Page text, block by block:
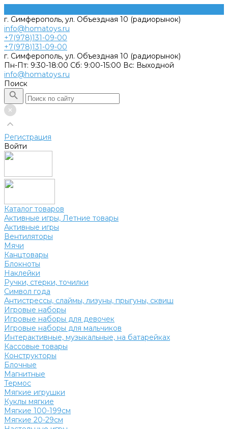
г. Симферополь, ул. Объездная 10 (радиорынок)
info@homatoys.ru
+7(978)131-09-00
+7(978)131-09-00
г. Симферополь, ул. Объездная 10 (радиорынок)
Пн-Пт: 9:30-18:00 Cб: 9:00-15:00 Вс: Выходной
info@homatoys.ru
Поиск
Регистрация
Войти
Каталог товаров
Активные игры, Летние товары
Активные игры
Вентиляторы
Мячи
Канцтовары
Блокноты
Наклейки
Ручки, стерки, точилки
Символ года
Антистрессы, слаймы, лизуны, прыгуны, сквиш
Игровые наборы
Игровые наборы для девочек
Игровые наборы для мальчиков
Интерактивные, музыкальные, на батарейках
Кассовые товары
Конструкторы
Блочные
Магнитные
Термос
Мягкие игрушки
Куклы мягкие
Мягкие 100-199см
Мягкие 20-29см